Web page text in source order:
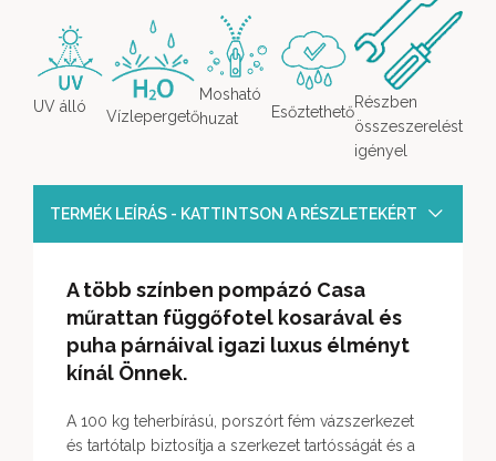
UV álló
Vízlepergető
Mosható
huzat
Esőztethető
Részben
összeszerelést
igényel
TERMÉK LEÍRÁS - KATTINTSON A RÉSZLETEKÉRT
A több színben pompázó Casa
műrattan függőfotel kosarával és
puha párnáival igazi luxus élményt
kínál Önnek.
A 100 kg teherbírású, porszórt fém vázszerkezet
és tartótalp biztosítja a szerkezet tartósságát és a